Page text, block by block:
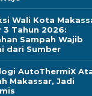
- 21:28 WIB
Persatuan
Wali Kota
3 Tahun 2026:
Sampah Wajib
dari Sumber
AutoThermiX
Makassar, Jadi